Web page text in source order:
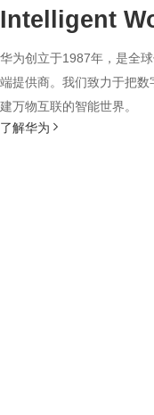
Intelligent
华为创立于1987年，是全
端提供商。我们致力于把
建万物互联的智能世界。
了解华为